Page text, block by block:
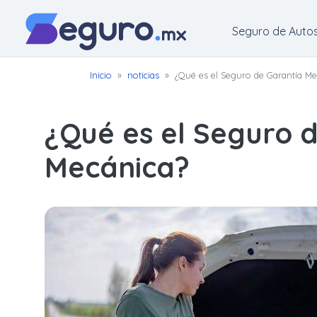
Seguro de
Autos
Seguro
para
Motos
para
Inicio » noticias » ¿Qué es el Seguro de Garantía
¿Qué es el Seguro
Mecánica?